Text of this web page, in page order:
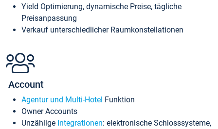
Yield Optimierung, dynamische Preise, tägliche
Preisanpassung
Verkauf unterschiedlicher Raumkonstellationen
Account
Agentur und Multi-Hotel Funktion
Owner Accounts
Unzählige Integrationen: elektronische Schlosssysteme,